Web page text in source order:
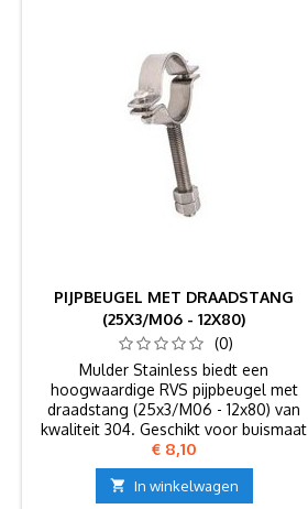
PIJPBEUGEL MET DRAADSTANG
(25X3/M06 - 12X80)
(0)
Mulder Stainless biedt een
hoogwaardige RVS pijpbeugel met
draadstang (25x3/M06 - 12x80) van
kwaliteit 304. Geschikt voor buismaat
76.10 mm en stripmaat 20.00 x 3.00
mm.
Prijs
€ 8,10
 In winkelwagen